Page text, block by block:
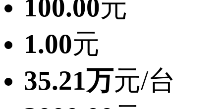
100.00元
1.00元
35.21万元/台